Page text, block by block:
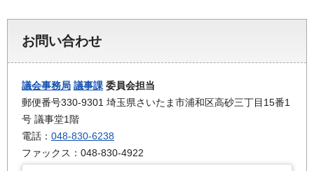
お問い合わせ
議会事務局 議事課 委員会担当
郵便番号330-9301 埼玉県さいたま市浦和区高砂三丁目15番1
号 議事堂1階
電話： 048-830-6238
ファックス：048-830-4922